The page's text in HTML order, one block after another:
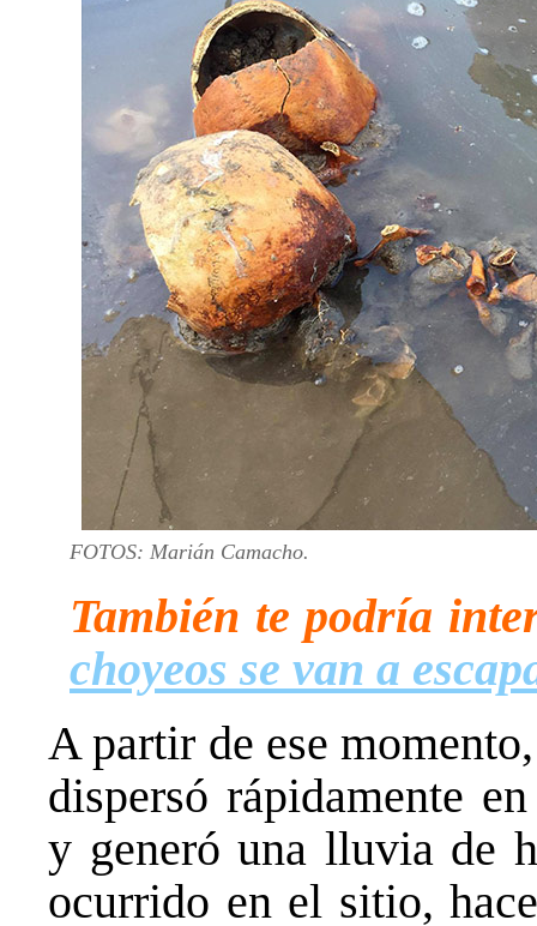
FOTOS: Marián Camacho.
También te podría
choyeos se van a
A partir de ese
dispersó rápidamente
y generó una lluvia de
ocurrido en el sitio,